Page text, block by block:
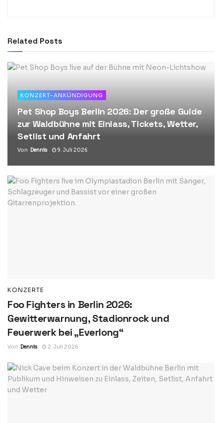
Related Posts
KONZERT-ANKÜNDIGUNG
Pet Shop Boys Berlin 2026: Der große Guide
zur Waldbühne mit Einlass, Tickets, Wetter,
Setlist und Anfahrt
Von Dennis 9. Juli 2026
KONZERTE
Foo Fighters in Berlin 2026:
Gewitterwarnung, Stadionrock und
Feuerwerk bei „Everlong“
Von Dennis 2. Juli 2026